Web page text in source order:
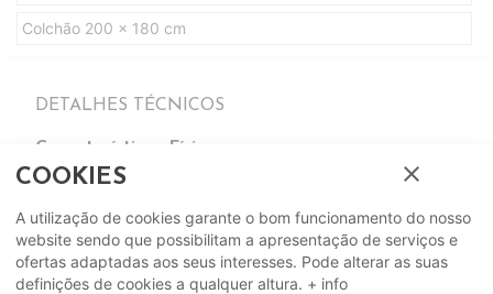
Colchão 200 x 180 cm
DETALHES TÉCNICOS
Características Físicas
Medidas Colchão
COOKIES close
A utilização de cookies garante o bom funcionamento do nosso
website sendo que possibilitam a apresentação de serviços e
ofertas adaptadas aos seus interesses. Pode alterar as suas
definições de cookies a qualquer altura. + info